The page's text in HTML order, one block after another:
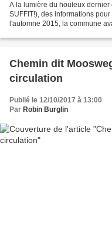
A la lumière du houleux
SUFFIT!), des informations
l'automne 2015, la commune
Chemin dit
circulation
Publié le 12/10/2017 à 13:00
Par Robin Burglin